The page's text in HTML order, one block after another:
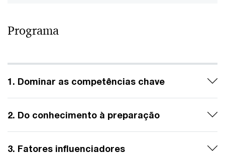
Programa
1. Dominar as competências chave
2. Do conhecimento à preparação
3. Fatores influenciadores